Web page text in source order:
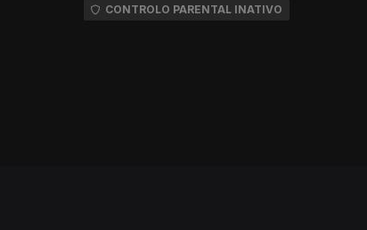
CONTROLO PARENTAL INATIVO